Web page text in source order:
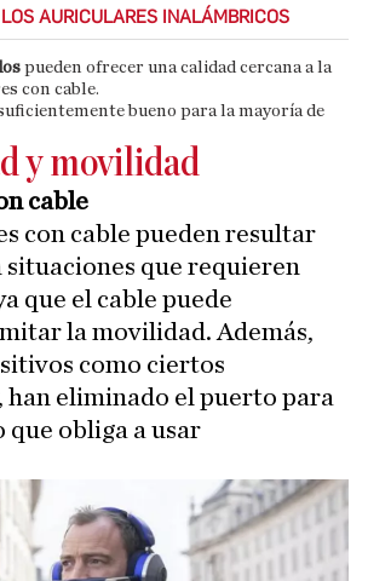
AURICULARES INALÁMBRICOS
pueden ofrecer una calidad cercana a la
con cable.
bueno para la mayoría de
y movilidad
cable
con cable pueden resultar
situaciones que requieren
que el cable puede
la movilidad. Además,
como ciertos
han eliminado el puerto para
que obliga a usar